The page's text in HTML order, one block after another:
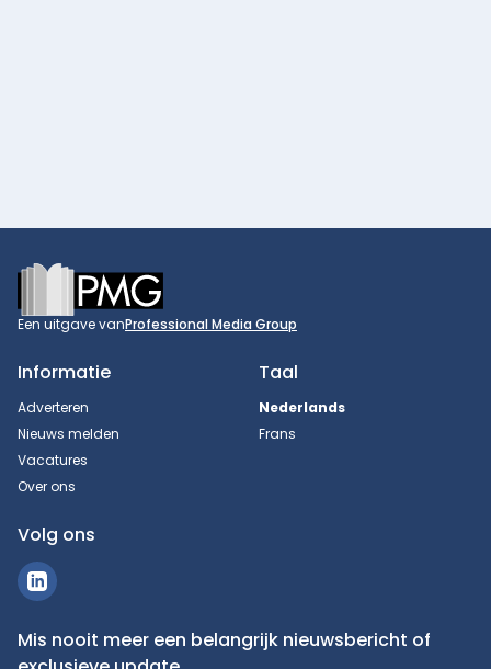
Footer
Een uitgave vanProfessional Media Group
Informatie
Adverteren
Nieuws melden
Vacatures
Over ons
Taal
Nederlands
Frans
Volg ons
Mis nooit meer een belangrijk nieuwsbericht of